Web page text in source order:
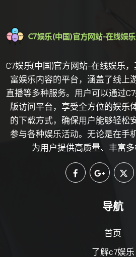
C7娱乐(中国)官方网站-在线娱乐
富娱乐内容的平台，涵盖了线上
直播等多种服务。用户可以通过
版访问平台，享受全方位的娱乐
的下载方式，确保用户能够轻松
参与各种娱乐活动。无论是在手
为用户提供高质量、丰富多
导航
首页
了解c7娱乐